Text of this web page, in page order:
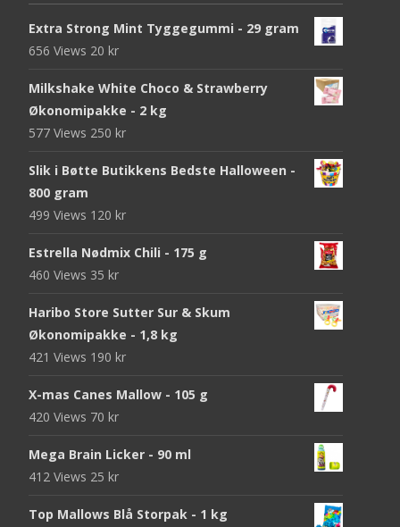
Extra Strong Mint Tyggegummi - 29 gram
656 Views 20 kr
Milkshake White Choco & Strawberry
Økonomipakke - 2 kg
577 Views 250 kr
Slik i Bøtte Butikkens Bedste Halloween -
800 gram
499 Views 120 kr
Estrella Nødmix Chili - 175 g
460 Views 35 kr
Haribo Store Sutter Sur & Skum
Økonomipakke - 1,8 kg
421 Views 190 kr
X-mas Canes Mallow - 105 g
420 Views 70 kr
Mega Brain Licker - 90 ml
412 Views 25 kr
Top Mallows Blå Storpak - 1 kg